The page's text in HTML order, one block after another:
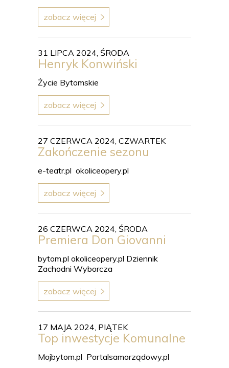
zobacz więcej
31 LIPCA 2024, ŚRODA
Henryk Konwiński
Życie Bytomskie
zobacz więcej
27 CZERWCA 2024, CZWARTEK
Zakończenie sezonu
e-teatr.pl okoliceopery.pl
zobacz więcej
26 CZERWCA 2024, ŚRODA
Premiera Don Giovanni
bytom.pl okoliceopery.pl Dziennik
Zachodni Wyborcza
zobacz więcej
17 MAJA 2024, PIĄTEK
Top inwestycje Komunalne
Mojbytom.pl Portalsamorządowy.pl